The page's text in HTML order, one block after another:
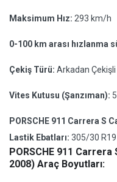
Maksimum Hız: 293 km/h
0-100 km arası hızlanma
Çekiş Türü: Arkadan Çekişli
Vites Kutusu (Şanzıman):
PORSCHE 911 Carrera S
Lastik Ebatları: 305/30 R19
PORSCHE 911
2008) Araç Boyutları: